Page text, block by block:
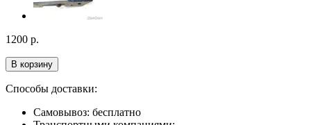
1200 р.
В корзину
Способы доставки:
Самовывоз: бесплатно